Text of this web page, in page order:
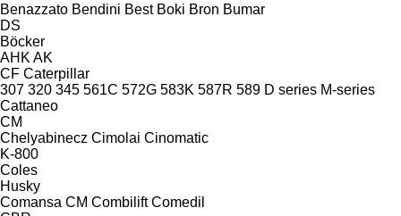
Benazzato Bendini Best Boki Bron Bumar
DS
Böcker
AHK AK
CF Caterpillar
307 320 345 561C 572G 583K 587R 589 D series M-series
Cattaneo
CM
Chelyabinecz Cimolai Cinomatic
K-800
Coles
Husky
Comansa CM Combilift Comedil